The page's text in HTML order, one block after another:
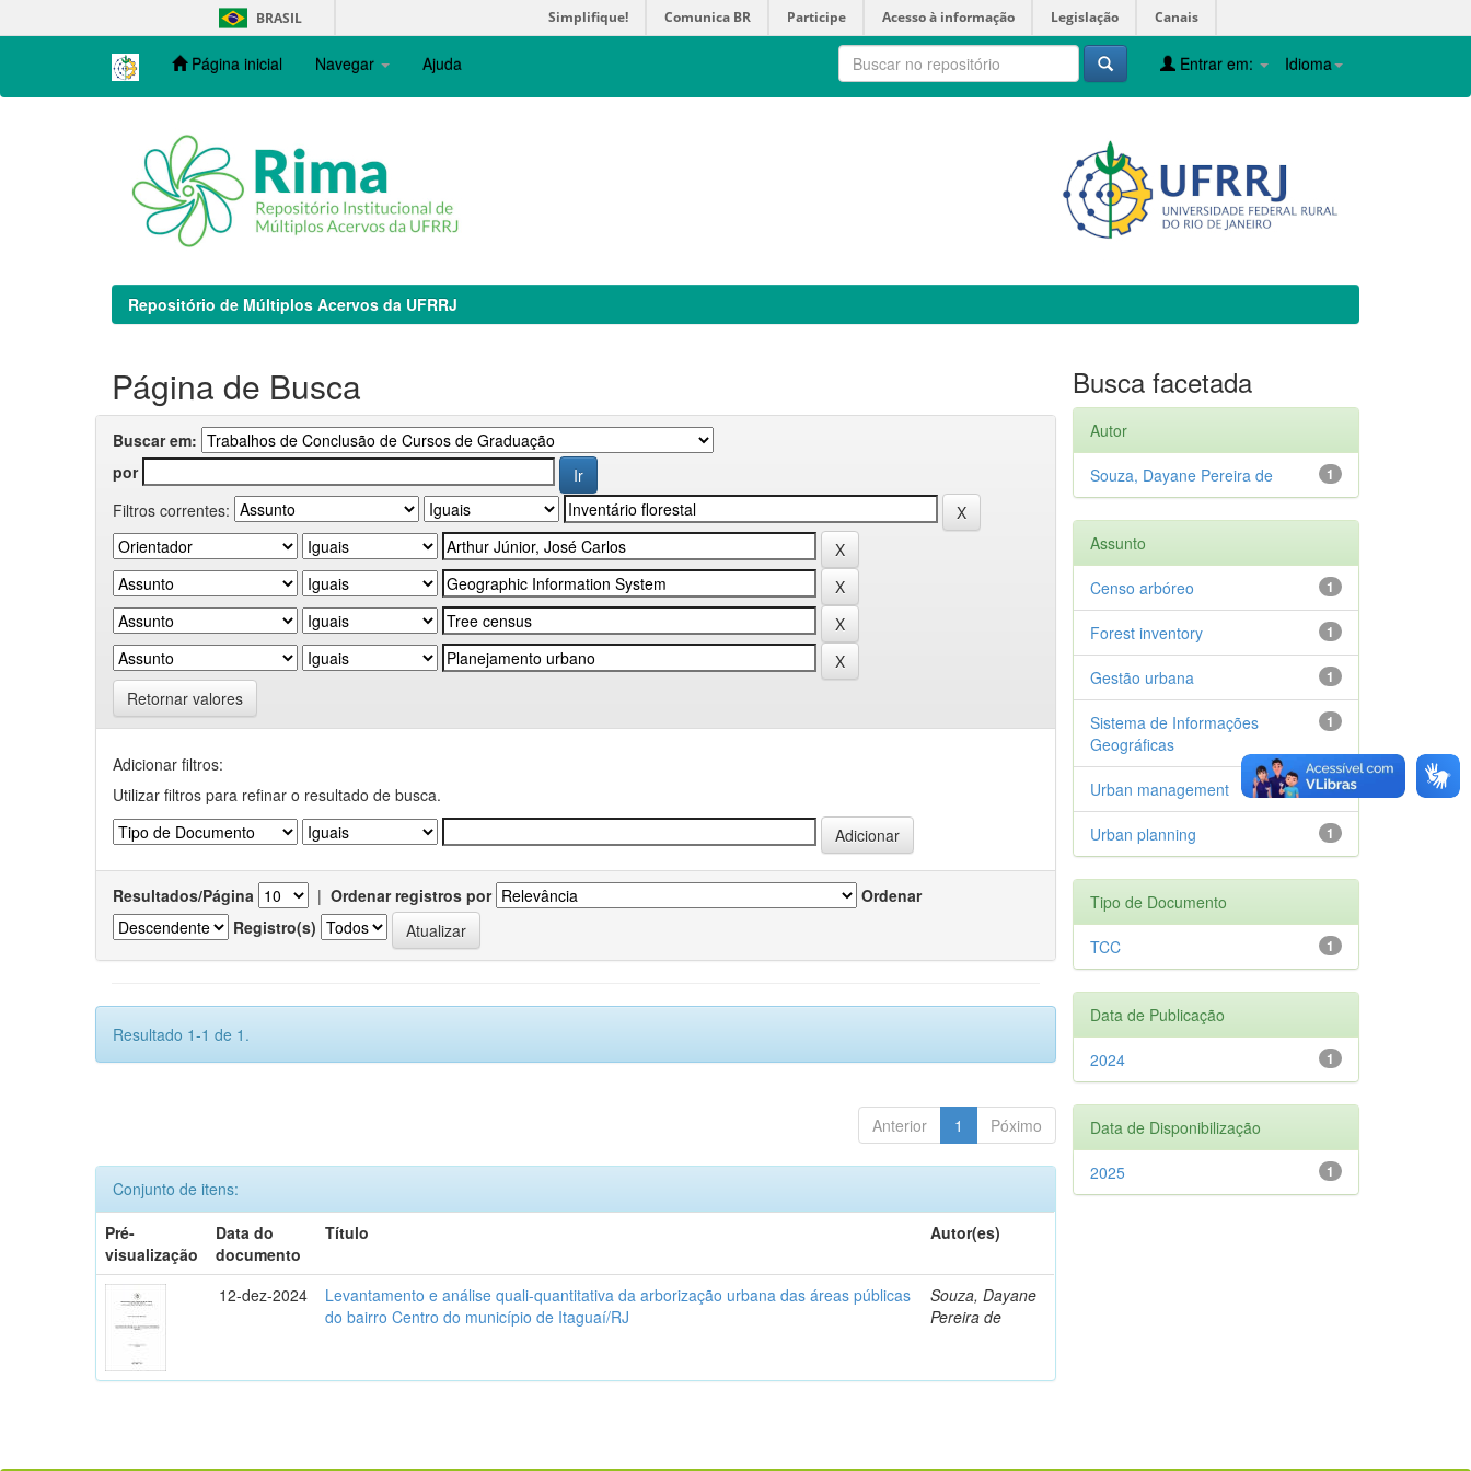
navigation
BRASIL Simplifique! Comunica BR Participe Acesso à informação Legislação Canais
Página inicial Navegar Ajuda Idioma
Entrar em:
Repositório de Múltiplos Acervos da UFRRJ
Página de Busca
Buscar em:
por
Filtros correntes:
Retornar valores
Adicionar filtros:
Utilizar filtros para refinar o resultado de busca.
Resultados/Página | Ordenar registros por
Ordenar
Registro(s)
Resultado 1-1 de 1.
Anterior 1 Póximo
Conjunto de itens:
Pré-
visualização
Data do
documento
Título Autor(es)
12-dez-2024
Levantamento e análise quali-quantitativa da arborização urbana das áreas públicas
do bairro Centro do município de Itaguaí/RJ
Souza, Dayane
Pereira de
Busca facetada
Autor
1
Souza, Dayane Pereira de
Assunto
1
Censo arbóreo
1
Forest inventory
1
Gestão urbana
1
Sistema de Informações
Geográficas
1
Urban management
1
Urban planning
Tipo de Documento
1
TCC
Data de Publicação
1
2024
Data de Disponibilização
1
2025